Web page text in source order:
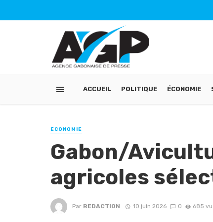
ACCUEIL POLITIQUE ÉCONOMIE
ÉCONOMIE
Gabon/
agricoles
Par REDACTION 10 juin 2026 0 685